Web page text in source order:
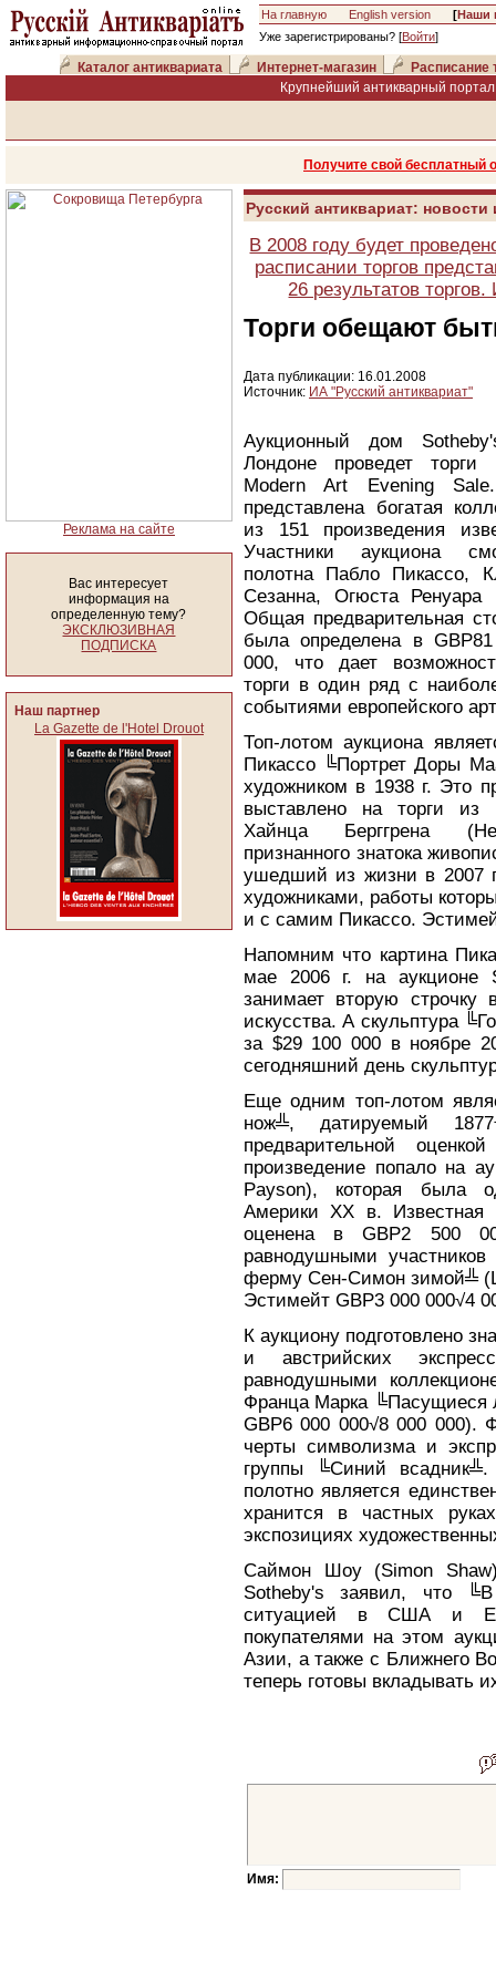
На главную English version [Наши
Уже зарегистрированы? [Войти]
Каталог антиквариата Интернет-магазин
Расписание
Крупнейший антикварный
Получите свой
Реклама на сайте
Вас интересует
информация на
определенную тему?
ЭКСКЛЮЗИВНАЯ
ПОДПИСКА
Наш партнер
La Gazette de l'Hotel Drouot
Русский антиквариат:
В 2008 году будет
расписании торгов
26 результатов
Торги обещают
Дата публикации: 16.01.2008
Источник: ИА "Русский антиквариат"
Аукционный дом
Лондоне проведет торги
Modern Art Evening
представлена богатая
из 151 произведения
Участники аукциона
полотна Пабло Пикассо,
Сезанна, Огюста
Общая предварительная
была определена в
000, что дает
торги в один ряд с
событиями европейского
Топ-лотом аукциона
Пикассо ╚Портрет Доры
художником в 1938 г. Это
выставлено на торги из
Хайнца Берггрена
признанного знатока
ушедший из жизни в 2007
художниками, работы
и с самим Пикассо.
Напомним что картина
мае 2006 г. на аукционе
занимает вторую строчку
искусства. А скульптура
за $29 100 000 в ноябре
сегодняшний день
Еще одним топ-лотом
нож╩, датируемый
предварительной
произведение попало на
Payson), которая была
Америки XX в. Известная
оценена в GBP2 500
равнодушными
ферму Сен-Симон зимой╩
Эстимейт GBP3 000 000√4
К аукциону подготовлено
и австрийских
равнодушными
Франца Марка ╚Пасущиеся
GBP6 000 000√8 000 000).
черты символизма и
группы ╚Синий всадник╩.
полотно является
хранится в частных
экспозициях
Саймон Шоу (Simon
Sotheby's заявил, что ╚В
ситуацией в США и
покупателями на этом
Азии, а также с Ближнего
теперь готовы вкладывать
Имя: